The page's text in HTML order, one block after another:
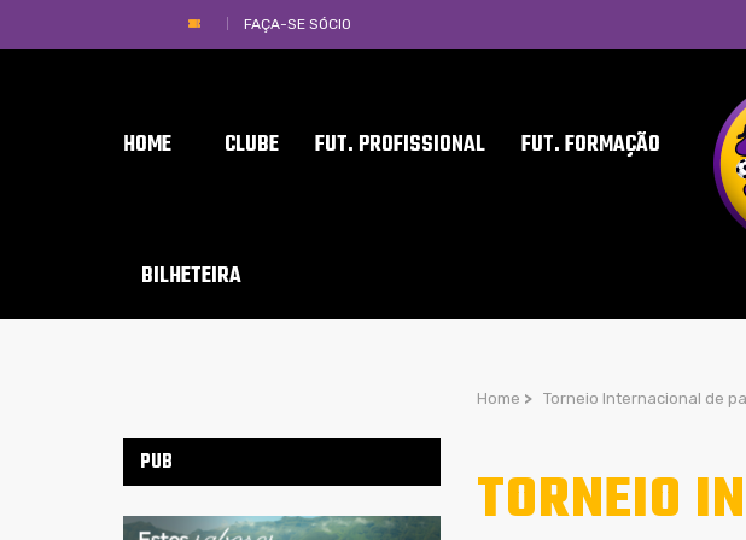
FAÇA-SE SÓCIO
HOME CLUBE FUT. PROFISSIONAL FUT. FORMAÇÃO
BILHETEIRA
Home > Torneio Internacional de
TORNEIO
PUB